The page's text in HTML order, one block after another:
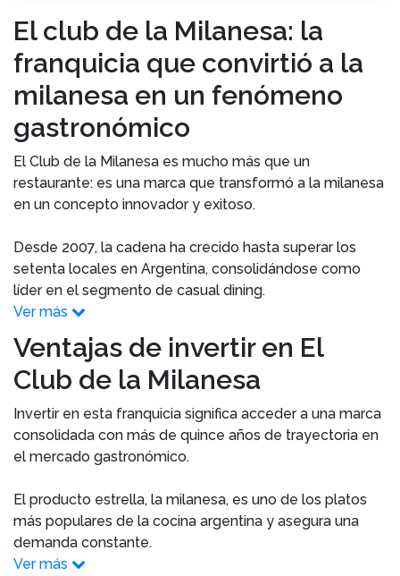
El club de la Milanesa: la
franquicia que convirtió a la
milanesa en un fenómeno
gastronómico
El Club de la Milanesa es mucho más que un
restaurante: es una marca que transformó a la milanesa
en un concepto innovador y exitoso.
Desde 2007, la cadena ha crecido hasta superar los
setenta locales en Argentina, consolidándose como
líder en el segmento de casual dining.
Ver más
Ventajas de invertir en El
Club de la Milanesa
Invertir en esta franquicia significa acceder a una marca
consolidada con más de quince años de trayectoria en
el mercado gastronómico.
El producto estrella, la milanesa, es uno de los platos
más populares de la cocina argentina y asegura una
demanda constante.
Ver más